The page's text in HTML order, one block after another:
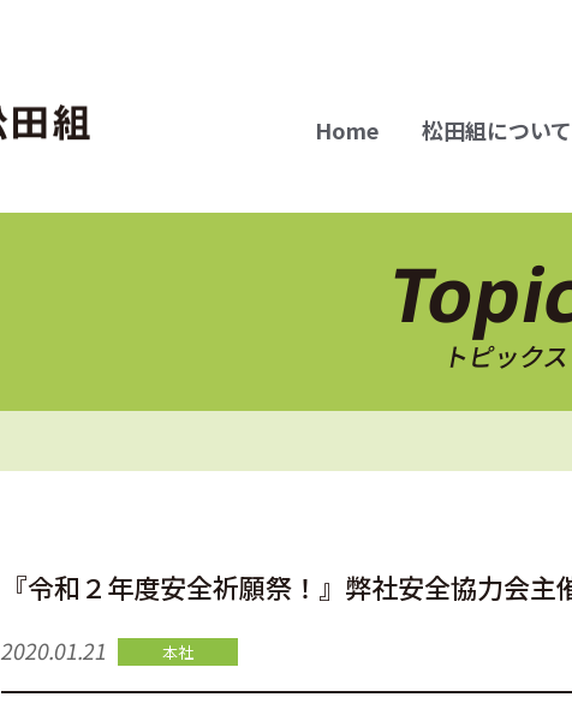
Home 松田組について
トピックス
『令和２年度安全祈願祭！』弊社安全協力会主
2020.01.21 本社